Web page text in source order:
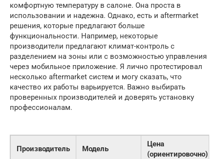
комфортную температуру в салоне. Она проста в
использовании и надежна. Однако, есть и aftermarket
решения, которые предлагают больше
функциональности. Например, некоторые
производители предлагают климат-контроль с
разделением на зоны или с возможностью управления
через мобильное приложение. Я лично протестировал
несколько aftermarket систем и могу сказать, что
качество их работы варьируется. Важно выбирать
проверенных производителей и доверять установку
профессионалам.
Производитель Модель
Цена
(ориентировочно)